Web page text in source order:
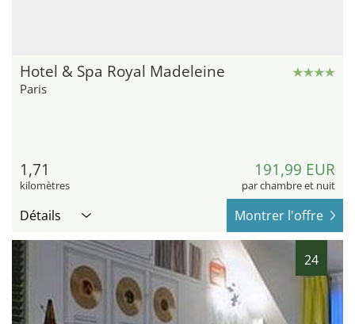
Hotel & Spa Royal Madeleine
Paris
1,71
kilomètres
191,99 EUR
par chambre et nuit
Détails Montrer l'offre
24